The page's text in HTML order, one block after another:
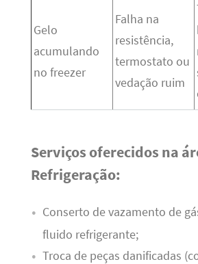
Gelo
acumulando
no freezer
Falha na
resistência,
termostato ou
vedação ruim
Serviços oferecidos na
Refrigeração:
Conserto de vazamento de
fluido refrigerante;
Troca de peças danificadas